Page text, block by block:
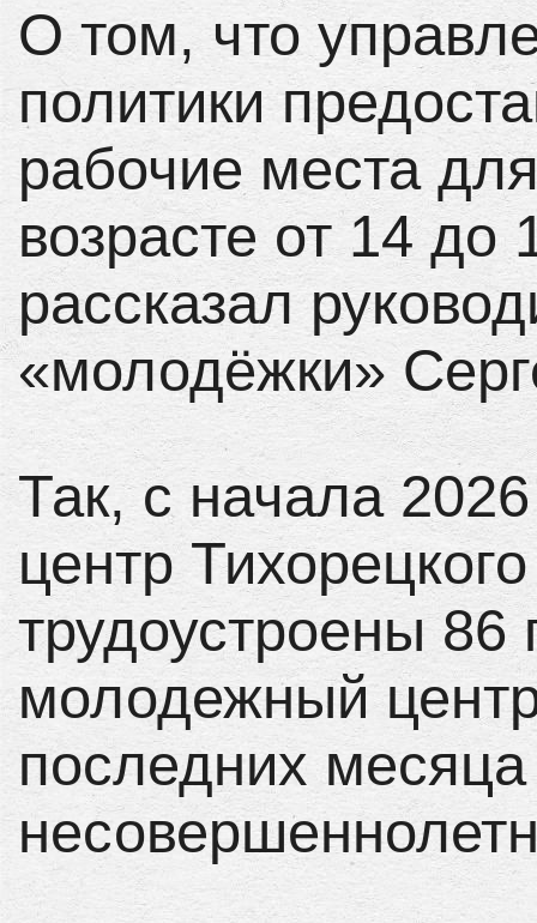
О том, что
политики
рабочие места
возрасте от 14 до
рассказал
«молодёжки»
Так, с начала
центр
трудоустроены 86
молодежный
последних